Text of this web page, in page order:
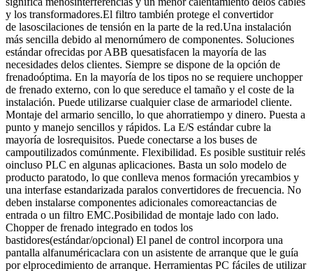
y los transformadores.El filtro también protege el convertidor
de lasoscilaciones de tensión en la parte de la red.Una instalación
más sencilla debido al menornúmero de componentes. Soluciones
estándar ofrecidas por ABB quesatisfacen la mayoría de las
necesidades delos clientes. Siempre se dispone de la opción de
frenadoóptima. En la mayoría de los tipos no se requiere unchopper
de frenado externo, con lo que sereduce el tamaño y el coste de la
instalación. Puede utilizarse cualquier clase de armariodel cliente.
Montaje del armario sencillo, lo que ahorratiempo y dinero. Puesta a
punto y manejo sencillos y rápidos. La E/S estándar cubre la
mayoría de losrequisitos. Puede conectarse a los buses de
campoutilizados comúnmente. Flexibilidad. Es posible sustituir relés
oincluso PLC en algunas aplicaciones. Basta un solo modelo de
producto paratodo, lo que conlleva menos formación yrecambios y
una interfase estandarizada paralos convertidores de frecuencia. No
deben instalarse componentes adicionales comoreactancias de
entrada o un filtro EMC.Posibilidad de montaje lado con lado.
Chopper de frenado integrado en todos los
bastidores(estándar/opcional) El panel de control incorpora una
pantalla alfanuméricaclara con un asistente de arranque que le guía
por elprocedimiento de arranque. Herramientas PC fáciles de utilizar